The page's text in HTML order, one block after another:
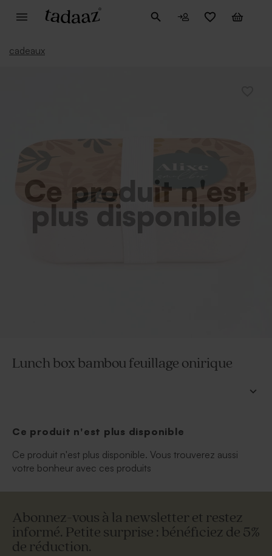
cadeaux
Ce produit n'est
plus disponible
Lunch box bambou feuillage onirique
Ce produit n'est plus disponible
Ce produit n'est plus disponible. Vous trouverez aussi
votre bonheur avec ces produits
Abonnez-vous à la newsletter et restez
informé. Petite surprise : bénéficiez de 5%
de réduction.